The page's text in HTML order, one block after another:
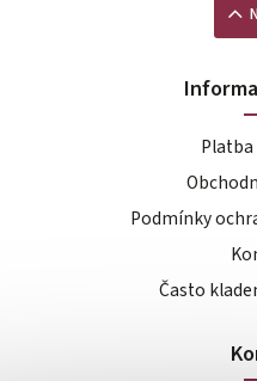
Podmínky
Často